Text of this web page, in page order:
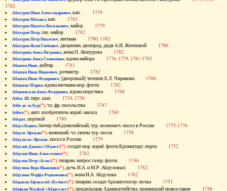
1782
Абатуров Иван Александрович, кап. 1779
Абатуров Михаил, кап. 1781
Абатуров Никита Васильевич, майор 1779
Абатуров Петр, сек.-майор 1782
Абатуров Петр Никитич, мичман 1780, 1782
Абатуров Яков Глебович, дворянин, двоюрод. дядя А.И. Житновой 1780
Абатурова Анна Петровна, жена П. Абатурова 1782
Абатурова Анна Семеновна, вдова майора 1776, 1779, 1781-1782
Абашев Иван, рейтар 1781
Абашев Иван Иванович, ротмистр 1782
Абашев Иван Федорович, [дворовый] человек Е.Л. Чирикова 1766
Абашева Мария, вдова мичмана мор. флота 1782
Абашевская Анна Федоровна, вдова поручика 1768
Аббас III, перс. шах 1734, 1736
Аббе де ла Кур(*), чл. фр. посольства 1747
Аббот(*), англ. изобретатель кораб. насоса 1760
Абграт, портной 1780
Абдул Керим, беглер-бей румелийский, тур. полномоч. посол в России 1775-1776
Абдула Эфенди(*), конюший, чл. свиты тур. посла 1758
Абдуласах-Эфенди, посол в России 1779
Абдулов Даниил (Мамет)(*), солдат мор. кораб. флота Кронштадт. порта 1752
Абдулов Иван Алексеевич(*) 1782
Абдулов Петр (Асак)(*), татарин, матрос галер. флота 1746
Абдулова Вера Ивановна(*), дочь И.А. и М.Р. Абдуловых 1782
Абдулова Марфа Родионовна(*), жена И.А. Абдулова 1782
Абдыков Афанасий (Кулмет)(*), татарин, солдат Архангелогор. полка 1751
Абдяков Матфей (Абдяселет)(*), прядильщик Адмиралтейства, принявший православие 1748